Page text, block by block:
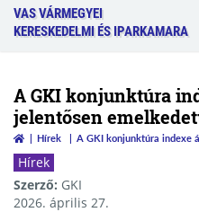
VAS VÁRMEGYEI
KERESKEDELMI ÉS IPARKAMARA
A GKI konjunktúra
jelentősen
Hírek A GKI konjunktúra indexe
Hírek
Szerző: GKI
2026. április 27.